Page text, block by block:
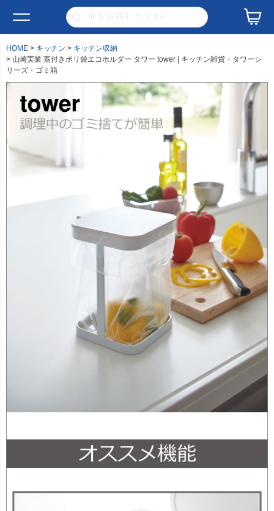
HOME キッチン
キッチン収納
山崎実業 蓋付きポリ袋エコホルダー タワー tower | キッチン雑貨・タワーシ
リーズ・ゴミ箱